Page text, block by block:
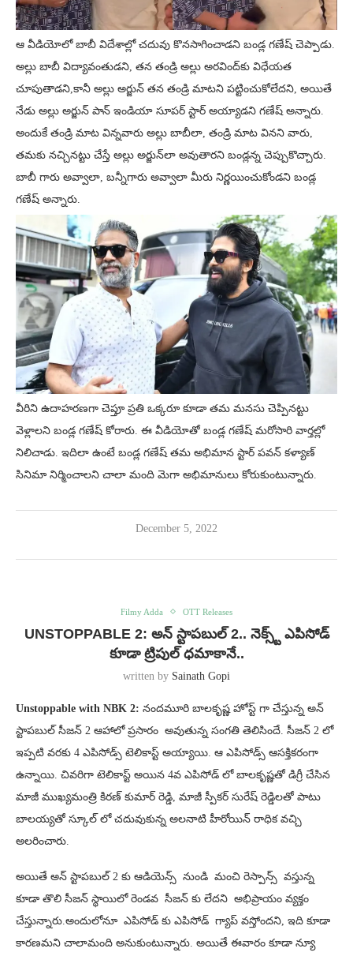
ఆ వీడియోలో బాబీ విదేశాల్లో చదువు కొనసాగించాడని బండ్ల గణేష్ చెప్పాడు.
అల్లు బాబీ విద్యావంతుడని, తన తండ్రి అల్లు అరవింద్‌కు విధేయత
చూపుతాడని,కానీ అల్లు అర్జున్ తన తండ్రి మాటని పట్టించుకోలేదని, అయితే
నేడు అల్లు అర్జున్ పాన్ ఇండియా సూపర్ స్టార్ అయ్యాడని గణేష్ అన్నారు.
అందుకే తండ్రి మాట విన్నవారు అల్లు బాబీలా, తండ్రి మాట వినని వారు,
తమకు నచ్చినట్టు చేస్తే అల్లు అర్జున్‌లా అవుతారని బండ్లన్న చెప్పుకొచ్చారు.
బాబీ గారు అవ్వాలా, బన్నీగారు అవ్వాలా మీరు నిర్ణయించుకోండని బండ్ల
గణేష్ అన్నారు.
వీరిని ఉదాహరణగా చెప్తూ ప్రతి ఒక్కరూ కూడా తమ మనసు చెప్పినట్టు
వెళ్లాలని బండ్ల గణేష్ కోరారు. ఈ వీడియోతో బండ్ల గణేష్ మరోసారి వార్తల్లో
నిలిచాడు. ఇదిలా ఉంటే బండ్ల గణేష్ తమ అభిమాన స్టార్ పవన్ కళ్యాణ్
సినిమా నిర్మించాలని చాలా మంది మెగా అభిమానులు కోరుకుంటున్నారు.
December 5, 2022
Filmy Adda OTT Releases
UNSTOPPABLE 2: అన్ స్టాపబుల్ 2.. నెక్స్ట్ ఎపిసోడ్
కూడా ట్రిపుల్ ధమాకానే..
written by Sainath Gopi
Unstoppable with NBK 2: నందమూరి బాలకృష్ణ హోస్ట్ గా చేస్తున్న అన్
స్టాపబుల్ సీజన్ 2 ఆహాలో ప్రసారం అవుతున్న సంగతి తెలిసిందే. సీజన్ 2 లో
ఇప్పటి వరకు 4 ఎపిసోడ్స్ టెలికాస్ట్ అయ్యాయి. ఆ ఎపిసోడ్స్ ఆసక్తికరంగా
ఉన్నాయి. చివరిగా టెలికాస్ట్ అయిన 4వ ఎపిసోడ్ లో బాలకృష్ణతో డిగ్రీ చేసిన
మాజీ ముఖ్యమంత్రి కిరణ్ కుమార్ రెడ్డి, మాజీ స్పీకర్ సురేష్ రెడ్డిలతో పాటు
బాలయ్యతో స్కూల్ లో చదువుకున్న అలనాటి హీరోయిన్ రాధిక వచ్చి
అలరించారు.
అయితే అన్ స్టాపబుల్ 2 కు ఆడియెన్స్ నుండి మంచి రెస్పాన్స్ వస్తున్న
కూడా తొలి సీజన్ స్థాయిలో రెండవ సీజన్ కు లేదని అభిప్రాయం వ్యక్తం
చేస్తున్నారు.అందులోనూ ఎపిసోడ్ కు ఎపిసోడ్ గ్యాప్ వస్తోందని, ఇది కూడా
కారణమని చాలామంది అనుకుంటున్నారు. అయితే ఈవారం కూడా న్యూ